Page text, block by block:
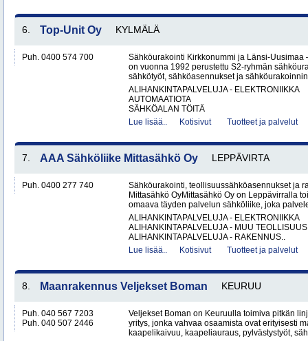
6. Top-Unit Oy KYLMÄLÄ
Puh. 0400 574 700
Sähköurakointi Kirkkonummi ja Länsi-Uusimaa
on vuonna 1992 perustettu S2-ryhmän
sähkötyöt, sähköasennukset ja
ALIHANKINTAPALVELUJA - ELEKTRONIIKKA
AUTOMAATIOTA
SÄHKÖALAN TÖITÄ
Lue lisää..
Kotisivut Tuotteet ja palvelut
7. AAA Sähköliike Mittasähkö Oy LEPPÄVIRTA
Puh. 0400 277 740
Sähköurakointi, teollisuussähköasennukset ja
Mittasähkö OyMittasähkö Oy on Leppävirralla
omaava täyden palvelun sähköliike, joka
ALIHANKINTAPALVELUJA - ELEKTRONIIKKA
ALIHANKINTAPALVELUJA - MUU TEOLLISUUS
ALIHANKINTAPALVELUJA - RAKENNUS..
Lue lisää..
Kotisivut Tuotteet ja palvelut
8. Maanrakennus Veljekset Boman KEURUU
Puh. 040 567 7203
Puh. 040 507 2446
Veljekset Boman on Keuruulla toimiva pitkän
yritys, jonka vahvaa osaamista ovat erityisesti
kaapelikaivuu, kaapeliauraus, pylvästystyöt,